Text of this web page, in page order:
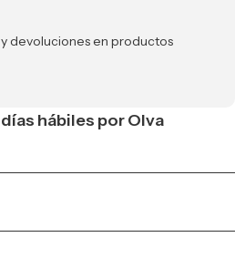
devoluciones en productos
hábiles por Olva